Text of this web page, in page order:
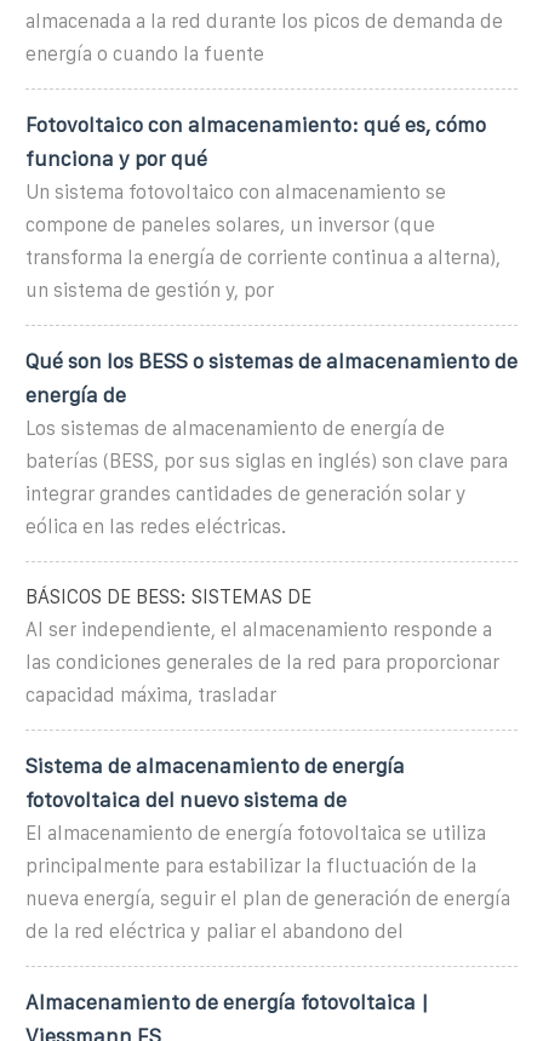
almacenada a la red durante los picos de demanda de
energía o cuando la fuente
Fotovoltaico con almacenamiento: qué es, cómo
funciona y por qué
Un sistema fotovoltaico con almacenamiento se
compone de paneles solares, un inversor (que
transforma la energía de corriente continua a alterna),
un sistema de gestión y, por
Qué son los BESS o sistemas de almacenamiento de
energía de
Los sistemas de almacenamiento de energía de
baterías (BESS, por sus siglas en inglés) son clave para
integrar grandes cantidades de generación solar y
eólica en las redes eléctricas.
BÁSICOS DE BESS: SISTEMAS DE
Al ser independiente, el almacenamiento responde a
las condiciones generales de la red para proporcionar
capacidad máxima, trasladar
Sistema de almacenamiento de energía
fotovoltaica del nuevo sistema de
El almacenamiento de energía fotovoltaica se utiliza
principalmente para estabilizar la fluctuación de la
nueva energía, seguir el plan de generación de energía
de la red eléctrica y paliar el abandono del
Almacenamiento de energía fotovoltaica |
Viessmann ES